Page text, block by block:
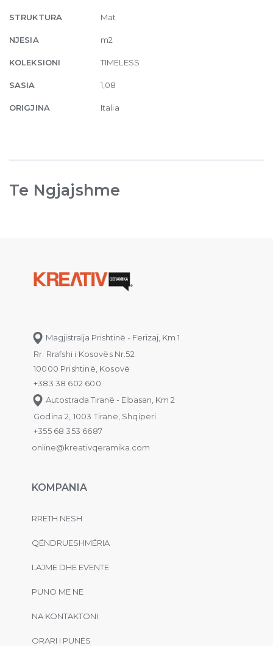
STRUKTURA Mat
NJESIA m2
KOLEKSIONI TIMELESS
SASIA 1,08
ORIGJINA Italia
Te Ngjajshme
Magjistralja Prishtinë - Ferizaj, Km 1
Rr. Rrafshi i Kosovës Nr.52
10000 Prishtinë, Kosovë
+383 38 602 600
Autostrada Tiranë - Elbasan, Km 2
Godina 2, 1003 Tiranë, Shqipëri
+355 68 353 6687
online@kreativqeramika.com
KOMPANIA
RRETH NESH
QËNDRUESHMËRIA
LAJME DHE EVENTE
PUNO ME NE
NA KONTAKTONI
ORARI I PUNËS